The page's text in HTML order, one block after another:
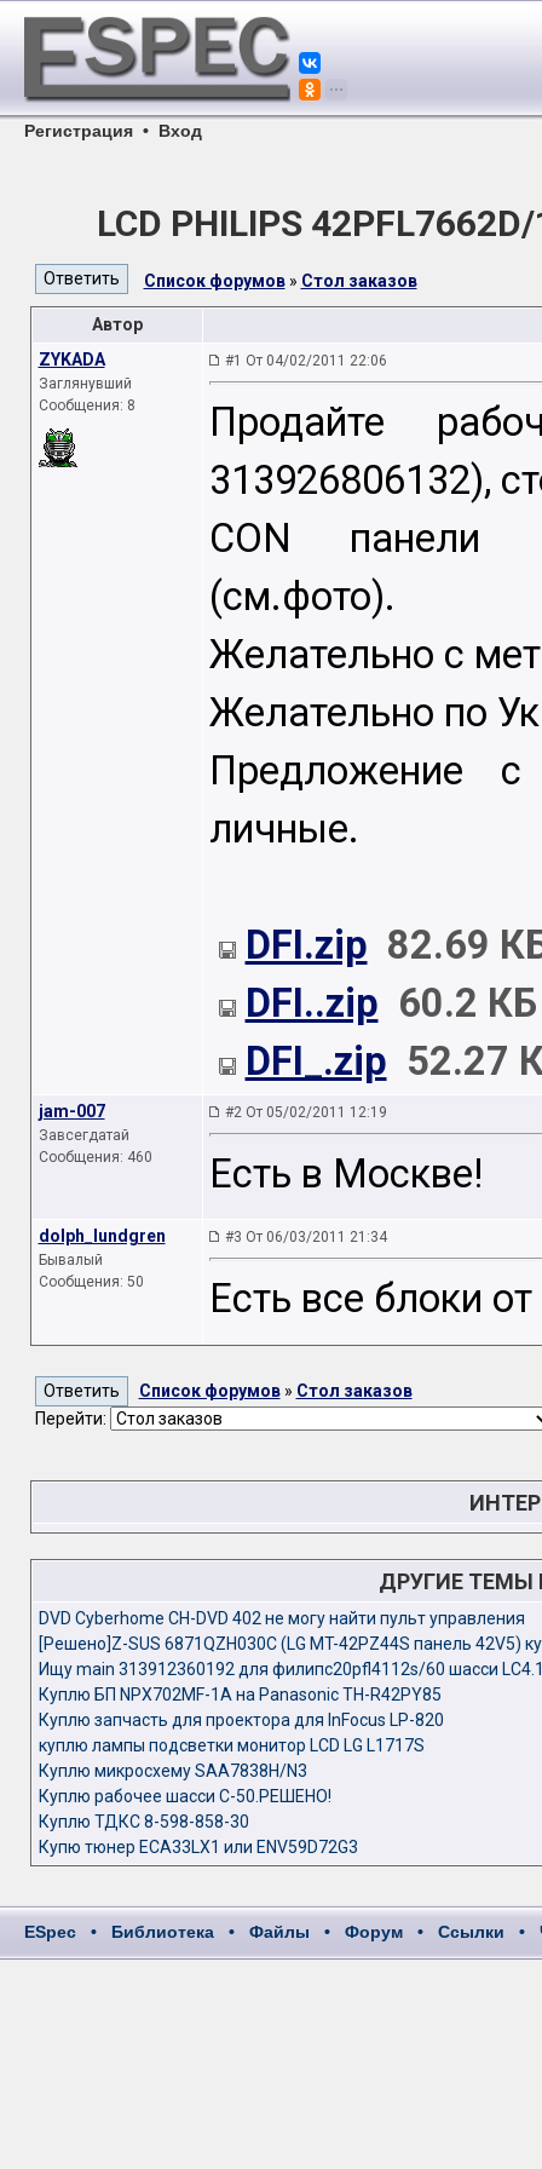
Регистрация • Вход
LCD PHILIPS
Список форумов» Стол заказов
Автор
ZYKADA
Заглянувший
Сообщения: 8
#1 От 04/02/2011 22:06
Продайте
313926806132),
CON панели
(см.фото).
Желательно с
Желательно по
Предложение
личные.
DFI.zip 82.69
DFI..zip 60.2 КБ
DFI_.zip 52.27
jam-007
Завсегдатай
Сообщения: 460
#2 От 05/02/2011 12:19
Есть в Москве!
dolph_lundgren
Бывалый
Сообщения: 50
#3 От 06/03/2011 21:34
Есть все блоки
Список форумов» Стол заказов
Перейти:
ДРУГИЕ ТЕМЫ
DVD Cyberhome CH-DVD 402 не могу найти пульт управления
[Решено]Z-SUS 6871QZH030C (LG MT-42PZ44S панель 42V5)
Ищу main 313912360192 для филипс20pfl4112s/60 шасси
Куплю БП NPX702MF-1A на Panasonic TH-R42PY85
Куплю запчасть для проектора для InFocus LP-820
куплю лампы подсветки монитор LCD LG L1717S
Куплю микросхему SAA7838H/N3
Куплю рабочее шасси C-50.РЕШЕНО!
Куплю ТДКС 8-598-858-30
Купю тюнер ECA33LX1 или ENV59D72G3
ESpec • Библиотека • Файлы • Форум • Ссылки •